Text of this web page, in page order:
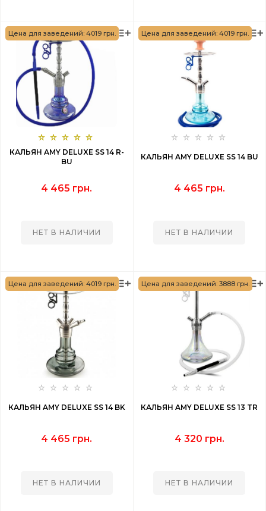
Цена для заведений: 4019 грн.
КАЛЬЯН AMY DELUXE SS 14 R-
BU
4 465 грн.
НЕТ В НАЛИЧИИ
Цена для заведений: 4019 грн.
КАЛЬЯН AMY DELUXE SS 14 BU
4 465 грн.
НЕТ В НАЛИЧИИ
Цена для заведений: 4019 грн.
КАЛЬЯН AMY DELUXE SS 14 BK
4 465 грн.
НЕТ В НАЛИЧИИ
Цена для заведений: 3888 грн.
КАЛЬЯН AMY DELUXE SS 13 TR
4 320 грн.
НЕТ В НАЛИЧИИ